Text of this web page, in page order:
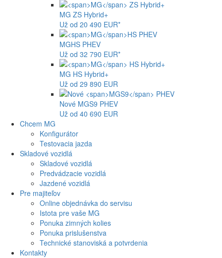
MG ZS Hybrid+
Už od 20 490 EUR*
MGHS PHEV
Už od 32 790 EUR*
MG HS Hybrid+
Už od 29 890 EUR
Nové MGS9 PHEV
Už od 40 690 EUR
Chcem MG
Konfigurátor
Testovacia jazda
Skladové vozidlá
Skladové vozidlá
Predvádzacie vozidlá
Jazdené vozidlá
Pre majiteľov
Online objednávka do servisu
Istota pre vaše MG
Ponuka zimných kolies
Ponuka prislušenstva
Technické stanoviská a potvrdenia
Kontakty